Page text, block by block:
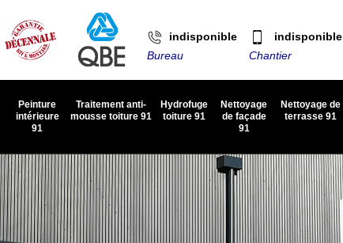
indisponible
Bureau
indisponible
Chantier
Peinture
intérieure
91
Traitement anti-
mousse toiture 91
Hydrofuge
toiture 91
Nettoyage
de façade
91
Nettoyage de
terrasse 91